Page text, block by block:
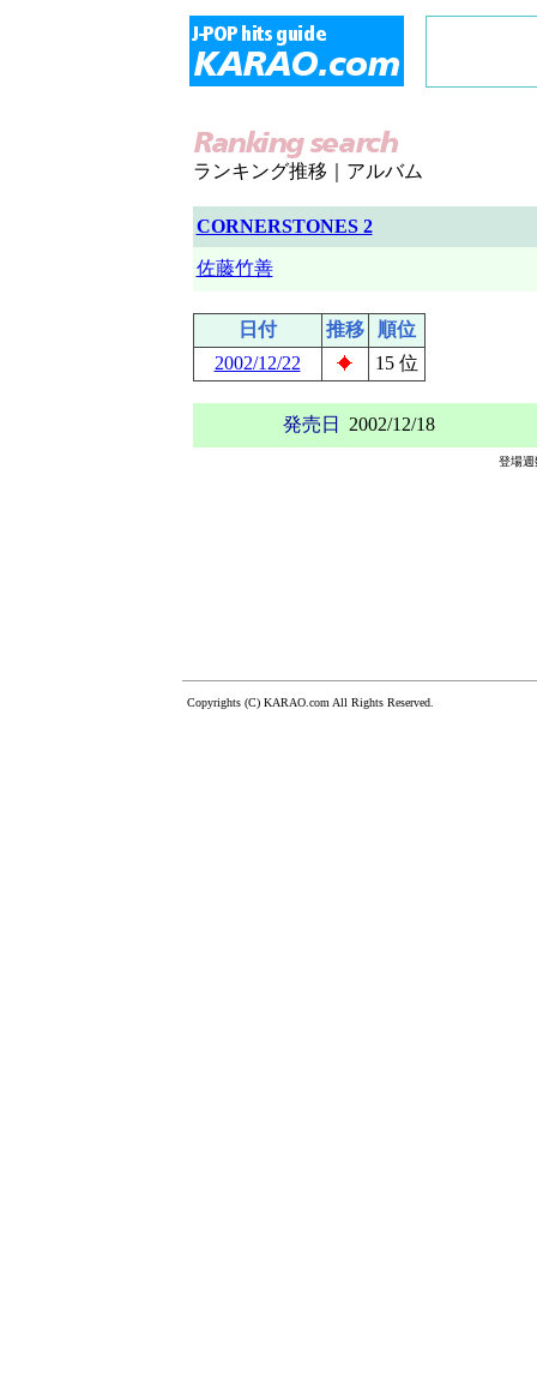
ランキング推移｜アルバム
CORNERSTONES 2
佐藤竹善
日付 推移
順位
2002/12/22
15 位
発売日 2002/12/18
登場週
Copyrights (C) KARAO.com All Rights Reserved.